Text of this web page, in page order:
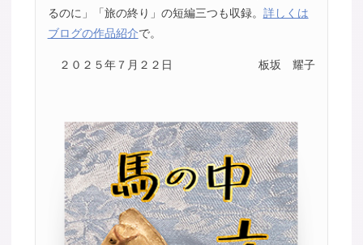
るのに」「旅の終り」の短編三つも収録。 詳しくは
ブログの作品紹介で。
２０２５年７月２２日 板坂 耀子